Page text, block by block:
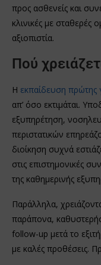
προς ασθενείς και
κλινικές με
αξιοπιστία.
Πού
Η εκπαίδευση πρώτης
απ’ όσο εκτιμάται.
εξυπηρέτηση,
περιστατικών
διοίκηση συχνά
στις επιστημονικές
της καθημερινής
Παράλληλα,
παράπονα,
follow-up μετά το
με καλές προθέσεις.